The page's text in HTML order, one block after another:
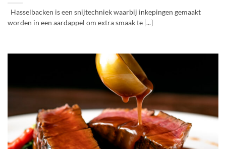
Hasselbacken is een snijtechniek waarbij inkepingen gemaakt
worden in een aardappel om extra smaak te [...]